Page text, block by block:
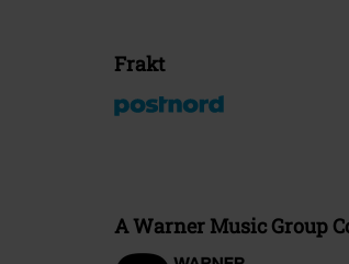
Frakt
A Warner Music Group